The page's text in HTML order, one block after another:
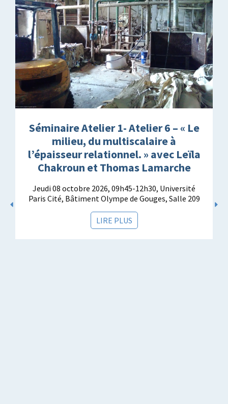
Séminaire Atelier 1- Atelier 6 – « Le
milieu, du multiscalaire à
l’épaisseur relationnel. » avec Leïla
Chakroun et Thomas Lamarche
Jeudi 08 octobre 2026, 09h45-12h30, Université
Paris Cité, Bâtiment Olympe de Gouges, Salle 209
LIRE PLUS